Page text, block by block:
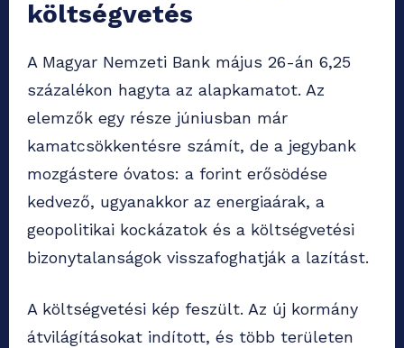
költségvetés
A Magyar Nemzeti Bank május 26-án 6,25
százalékon hagyta az alapkamatot. Az
elemzők egy része júniusban már
kamatcsökkentésre számít, de a jegybank
mozgástere óvatos: a forint erősödése
kedvező, ugyanakkor az energiaárak, a
geopolitikai kockázatok és a költségvetési
bizonytalanságok visszafoghatják a lazítást.
A költségvetési kép feszült. Az új kormány
átvilágításokat indított, és több területen